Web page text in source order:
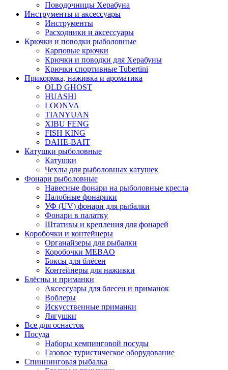
Поводочницы Херабуна
Инструменты и аксессуары
Инструменты
Расходники и аксессуары
Крючки и поводки рыболовные
Карповые крючки
Крючки и поводки для Херабуны
Крючки спортивные Tubertini
Прикормка, наживка и ароматика
OLD GHOST
HUASHI
LOONVA
TIANYUAN
XIBU FENG
FISH KING
DAHE-BAIT
Катушки рыболовные
Катушки
Чехлы для рыболовных катушек
Фонари рыболовные
Навесные фонари на рыболовные кресла
Налобные фонарики
УФ (UV) фонари для рыбалки
Фонари в палатку
Штативы и крепления для фонарей
Коробочки и контейнеры
Органайзеры для рыбалки
Коробочки MEBAO
Боксы для блёсен
Контейнеры для наживки
Блёсны и приманки
Аксессуары для блесен и приманок
Воблеры
Искусственные приманки
Лягушки
Все для оснасток
Посуда
Наборы кемпинговой посуды
Газовое туристическое оборудование
Спиннинговая рыбалка